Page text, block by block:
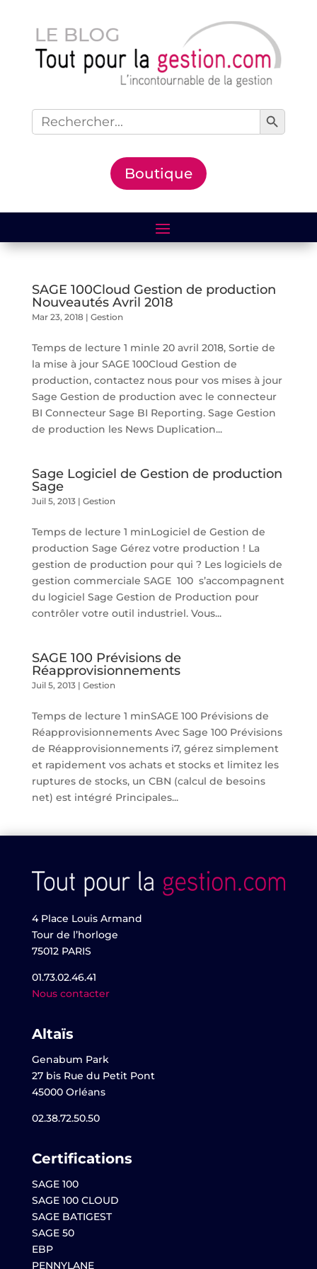
Search
for:
Search Button
Boutique
SAGE 100Cloud Gestion de production
Nouveautés Avril 2018
Mar 23, 2018| Gestion
Temps de lecture 1 minle 20 avril 2018, Sortie de
la mise à jour SAGE 100Cloud Gestion de
production, contactez nous pour vos mises à jour
Sage Gestion de production avec le connecteur
BI Connecteur Sage BI Reporting. Sage Gestion
de production les News Duplication...
Sage Logiciel de Gestion de production
Sage
Juil 5, 2013| Gestion
Temps de lecture 1 minLogiciel de Gestion de
production Sage Gérez votre production ! La
gestion de production pour qui ? Les logiciels de
gestion commerciale SAGE 100 s’accompagnent
du logiciel Sage Gestion de Production pour
contrôler votre outil industriel. Vous...
SAGE 100 Prévisions de
Réapprovisionnements
Juil 5, 2013| Gestion
Temps de lecture 1 minSAGE 100 Prévisions de
Réapprovisionnements Avec Sage 100 Prévisions
de Réapprovisionnements i7, gérez simplement
et rapidement vos achats et stocks et limitez les
ruptures de stocks, un CBN (calcul de besoins
net) est intégré Principales...
4 Place Louis Armand
Tour de l’horloge
75012 PARIS
01.73.02.46.41
Nous contacter
Altaïs
Genabum Park
27 bis Rue du Petit Pont
45000 Orléans
02.38.72.50.50
Certifications
SAGE 100
SAGE 100 CLOUD
SAGE BATIGEST
SAGE 50
EBP
PENNYLANE